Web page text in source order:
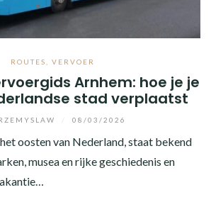
ROUTES VERVOER
Arnhem: hoe je je
stad verplaatst
08/03/2026
oosten van Nederland, staat bekend
musea en rijke geschiedenis en